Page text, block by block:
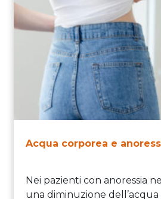
Acqua corporea e
Nei pazienti con anoressia
una diminuzione